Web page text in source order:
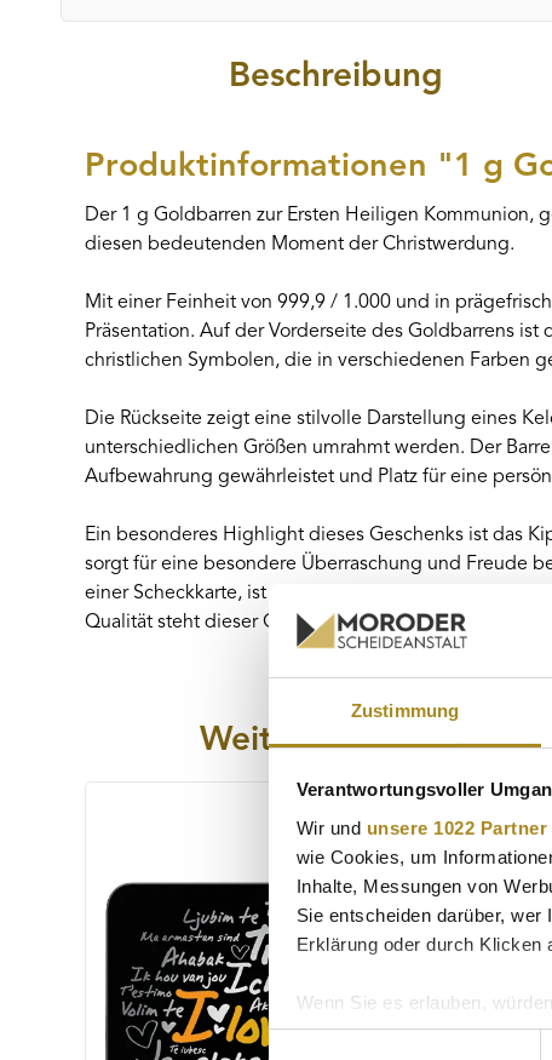
Zustimmung
Verantwortungsvoller
Wir und unsere 1022 Partner
wie Cookies, um
Inhalte, Messungen von
Sie entscheiden darüber,
Erklärung oder durch Klicken
Wenn Sie es erlauben,
Informationen über
Einwilligungsauswahl
Beschreibung
Produktinformationen "1 g
Der 1 g Goldbarren zur Ersten Heiligen Kommunion,
diesen bedeutenden Moment der Christwerdung.
Mit einer Feinheit von 999,9 / 1.000 und in
Präsentation. Auf der Vorderseite des Goldbarrens
christlichen Symbolen, die in verschiedenen Farben
Die Rückseite zeigt eine stilvolle Darstellung eines
unterschiedlichen Größen umrahmt werden. Der
Aufbewahrung gewährleistet und Platz für eine
Ein besonderes Highlight dieses Geschenks ist das
sorgt für eine besondere Überraschung und Freude
einer Scheckkarte, ist dieser Goldbarren sowohl ein
Qualität steht dieser Goldbarren für Vertrauen und
Weitere Anlässe
Produktgalerie überspringen